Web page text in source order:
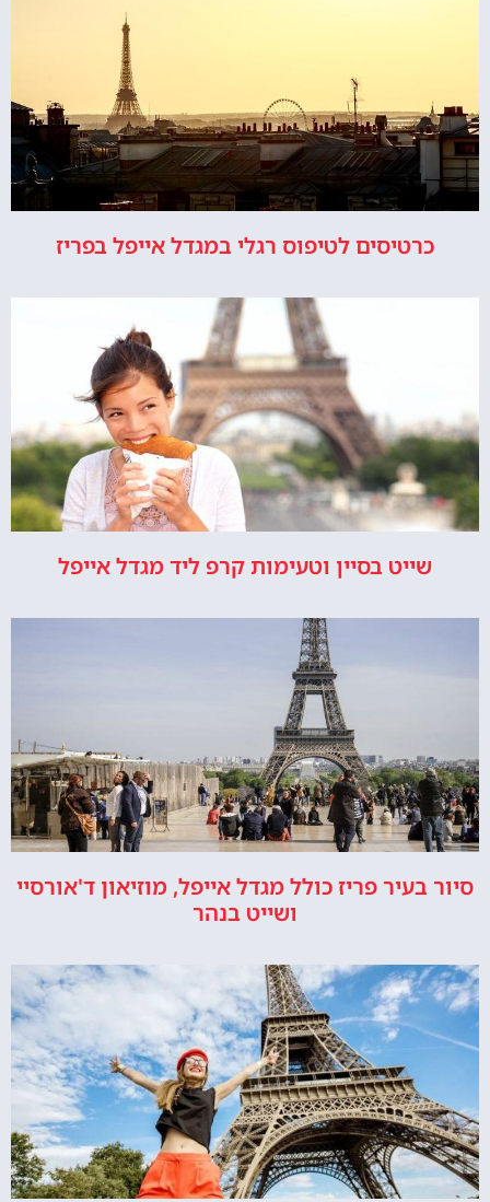
כרטיסים לטיפוס רגלי במגדל אייפל בפריז
שייט בסיין וטעימות קרפ ליד מגדל אייפל
סיור בעיר פריז כולל מגדל אייפל, מוזיאון ד'אורסיי
ושייט בנהר